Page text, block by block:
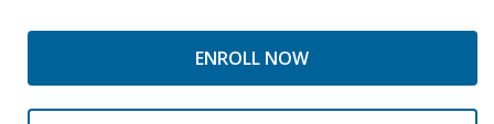
ENROLL NOW